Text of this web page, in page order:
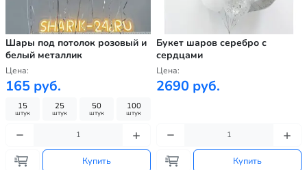
Шары под потолок розовый и
белый металлик
Цена:
165 руб.
15
штук
25
штук
50
штук
100
штук
Купить
Букет шаров серебро с
сердцами
Цена:
2690 руб.
Купить